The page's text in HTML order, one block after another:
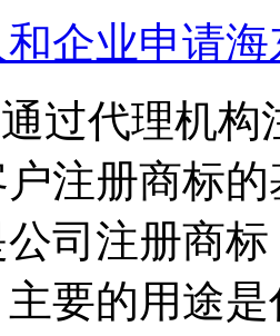
企业申请
过代理机构
注册商标
司注册商
要的用途